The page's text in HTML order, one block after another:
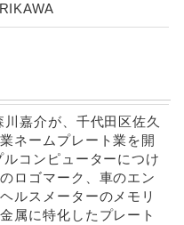
川嘉介が、千代田区佐久
ネームプレート業を開
コンピューターにつけ
ロゴマーク、車のエン
ルスメーターのメモリ
属に特化したプレート